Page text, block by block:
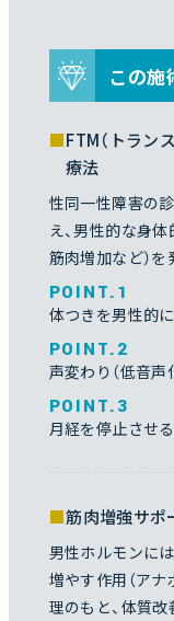
この施
FTM（トラン
療法
性同一性障害の
え、男性的な身体
筋肉増加など）
POINT.1
体つきを男性的
POINT.2
声変わり（低音声
POINT.3
月経を停止させる
筋肉増強サポ
男性ホルモンに
増やす作用（ア
理のもと、体質